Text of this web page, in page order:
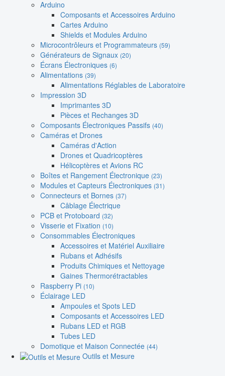
Arduino
Composants et Accessoires Arduino
Cartes Arduino
Shields et Modules Arduino
Microcontrôleurs et Programmateurs (59)
Générateurs de Signaux (20)
Écrans Électroniques (6)
Alimentations (39)
Alimentations Réglables de Laboratoire
Impression 3D
Imprimantes 3D
Pièces et Rechanges 3D
Composants Électroniques Passifs (40)
Caméras et Drones
Caméras d'Action
Drones et Quadricoptères
Hélicoptères et Avions RC
Boîtes et Rangement Électronique (23)
Modules et Capteurs Électroniques (31)
Connecteurs et Bornes (37)
Câblage Électrique
PCB et Protoboard (32)
Visserie et Fixation (10)
Consommables Électroniques
Accessoires et Matériel Auxiliaire
Rubans et Adhésifs
Produits Chimiques et Nettoyage
Gaines Thermorétractables
Raspberry Pi (10)
Éclairage LED
Ampoules et Spots LED
Composants et Accessoires LED
Rubans LED et RGB
Tubes LED
Domotique et Maison Connectée (44)
Outils et Mesure